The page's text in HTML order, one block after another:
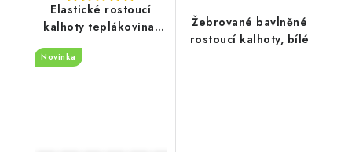
Elastické rostoucí
kalhoty teplákovina,
Novinka
Žebrované bavlněné
rostoucí kalhoty, bílé